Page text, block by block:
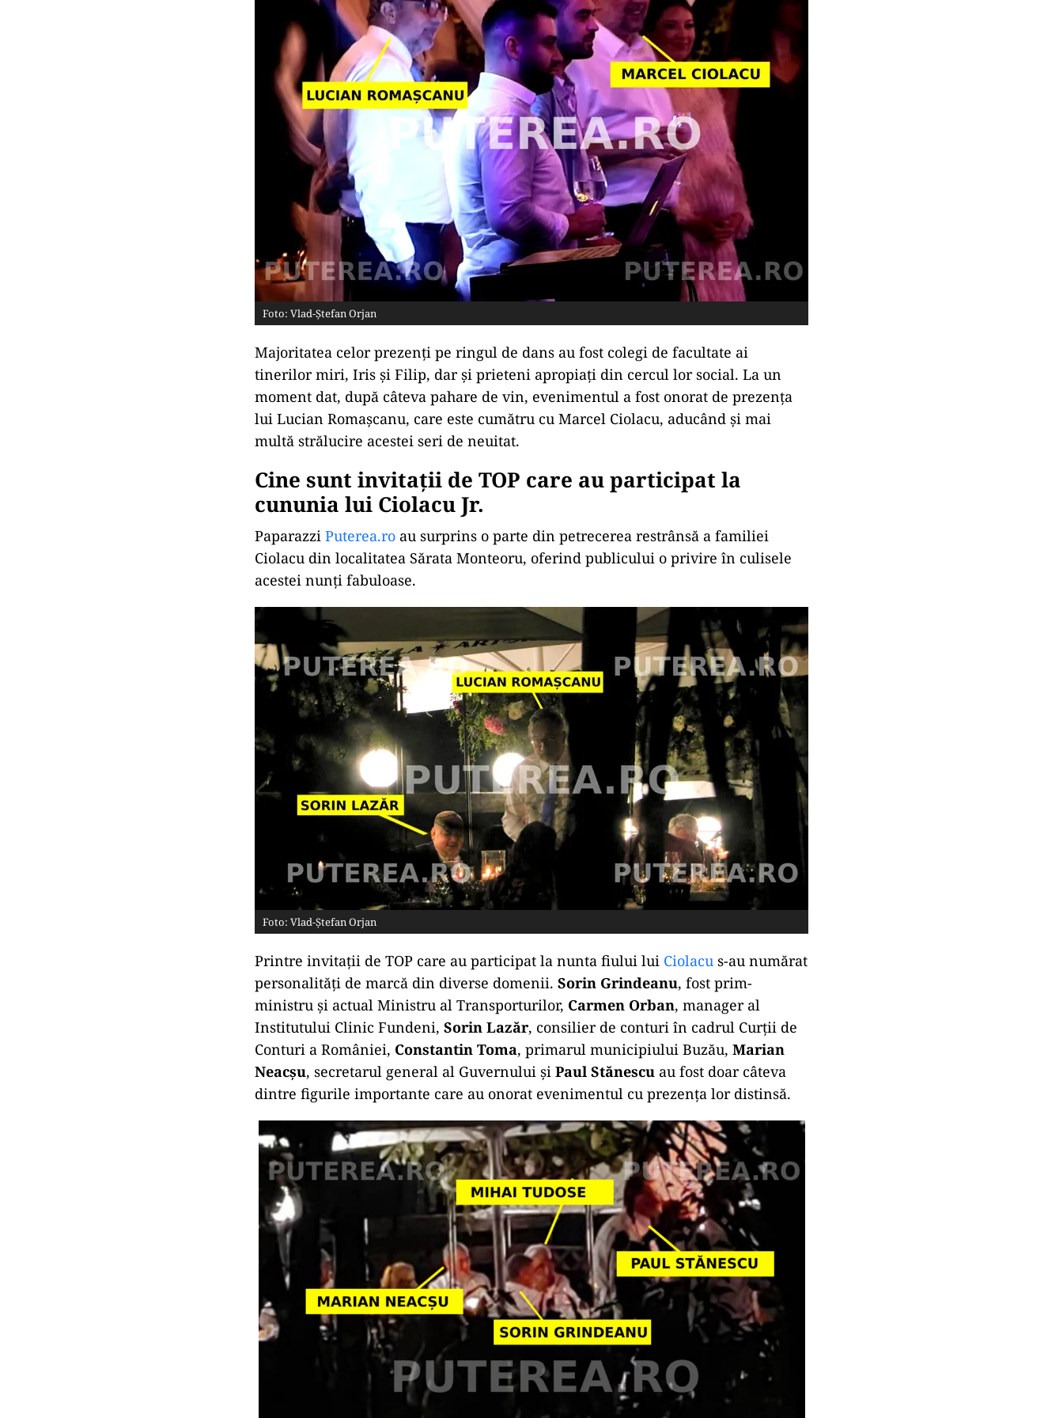
Foto: Vlad-Ștefan Orjan
Majoritatea celor prezenți pe ringul de dans au fost colegi de facultate ai
tinerilor miri, Iris și Filip, dar și prieteni apropiați din cercul lor social. La un
moment dat, după câteva pahare de vin, evenimentul a fost onorat de prezența
lui Lucian Romașcanu, care este cumătru cu Marcel Ciolacu, aducând și mai
multă strălucire acestei seri de neuitat.
Cine sunt invitații de TOP care au participat la
cununia lui Ciolacu Jr.
Paparazzi Puterea.ro au surprins o parte din petrecerea restrânsă a familiei
Ciolacu din localitatea Sărata Monteoru, oferind publicului o privire în culisele
acestei nunți fabuloase.
Foto: Vlad-Ștefan Orjan
Printre invitații de TOP care au participat la nunta fiului lui Ciolacu s-au numărat
personalități de marcă din diverse domenii. Sorin Grindeanu, fost prim-
ministru și actual Ministru al Transporturilor, Carmen Orban, manager al
Institutului Clinic Fundeni, Sorin Lazăr, consilier de conturi în cadrul Curții de
Conturi a României, Constantin Toma, primarul municipiului Buzău, Marian
Neacșu, secretarul general al Guvernului și Paul Stănescu au fost doar câteva
dintre figurile importante care au onorat evenimentul cu prezența lor distinsă.